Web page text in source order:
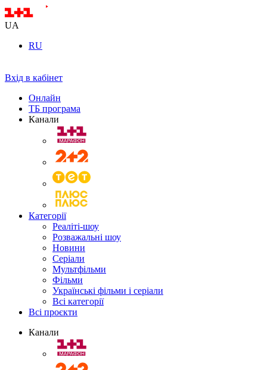
UA
RU
Вхід в кабінет
Онлайн
ТБ програма
Канали
Категорії
Реаліті-шоу
Розважальні шоу
Новини
Серіали
Мультфільми
Фільми
Українські фільми і серіали
Всі категорії
Всі проєкти
Канали